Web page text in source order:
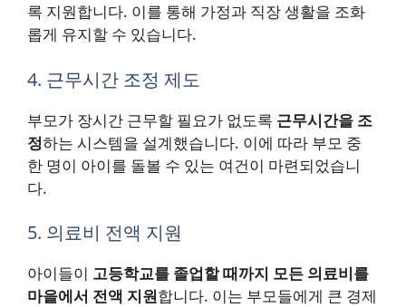
록 지원합니다. 이를 통해 가정과 직장 생활을 조화
롭게 유지할 수 있습니다.
4. 근무시간 조정 제도
부모가 장시간 근무할 필요가 없도록 근무시간을 조
정하는 시스템을 설계했습니다. 이에 따라 부모 중
한 명이 아이를 돌볼 수 있는 여건이 마련되었습니
다.
5. 의료비 전액 지원
아이들이 고등학교를 졸업할 때까지 모든 의료비를
마을에서 전액 지원합니다. 이는 부모들에게 큰 경제